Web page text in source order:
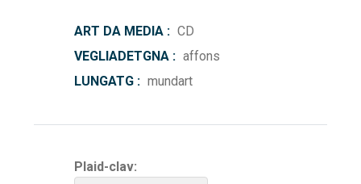
ART DA MEDIA : CD
VEGLIADETGNA : affons
LUNGATG : mundart
Plaid-clav: